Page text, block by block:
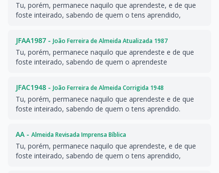
Tu, porém, permanece naquilo que aprendeste, e de que
foste inteirado, sabendo de quem o tens aprendido,
JFAA1987 - João Ferreira de Almeida Atualizada 1987
Tu, porém, permanece naquilo que aprendeste e de que
foste inteirado, sabendo de quem o aprendeste
JFAC1948 - João Ferreira de Almeida Corrigida 1948
Tu, porém, permanece naquilo que aprendeste e de que
foste inteirado, sabendo de quem o tens aprendido.
AA - Almeida Revisada Imprensa Bíblica
Tu, porém, permanece naquilo que aprendeste, e de que
foste inteirado, sabendo de quem o tens aprendido,